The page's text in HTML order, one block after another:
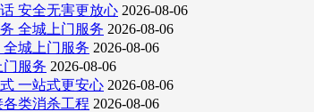
安全无害更放心 2026-08-06
全城上门服务 2026-08-06
城上门服务 2026-08-06
服务 2026-08-06
一站式更安心 2026-08-06
类消杀工程 2026-08-06